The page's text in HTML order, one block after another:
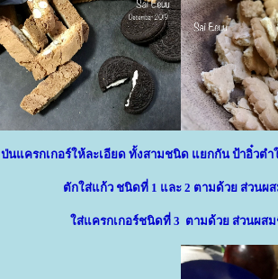
ป่นแครกเกอร์ให้ละเอียด ทั้งสามชนิด แยกกัน ป้าอิ๋วตำ
ตักใส่แก้ว ชนิดที่ 1 และ 2 ตามด้วย ส่วนผ
ส่แครกเกอร์ชนิดที่ 3 ตามด้วย ส่วนผส